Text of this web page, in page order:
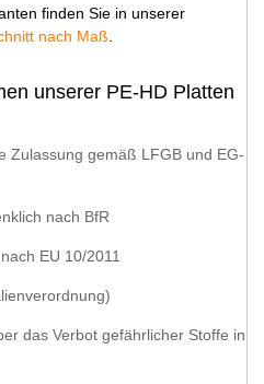
finden Sie in unserer
nach Maß
unserer PE-HD Platten
Zulassung gemäß LFGB und EG-
nach BfR
EU 10/2011
das Verbot gefährlicher Stoffe in